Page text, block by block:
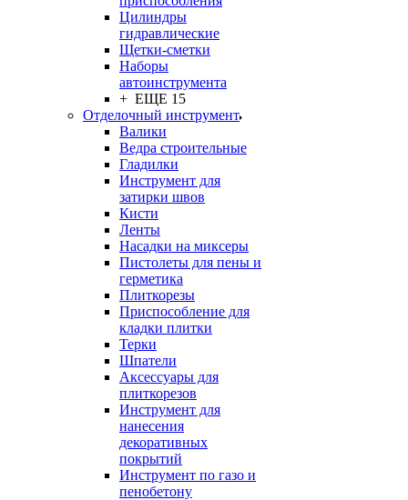
Цилиндры
гидравлические
Щетки-сметки
Наборы
автоинструмента
+ ЕЩЕ 15
Отделочный инструмент
Валики
Ведра строительные
Гладилки
Инструмент для
затирки швов
Кисти
Ленты
Насадки на миксеры
Пистолеты для пены и
герметика
Плиткорезы
Приспособление для
кладки плитки
Терки
Шпатели
Аксессуары для
плиткорезов
Инструмент для
нанесения
декоративных
покрытий
Инструмент по газо и
пенобетону